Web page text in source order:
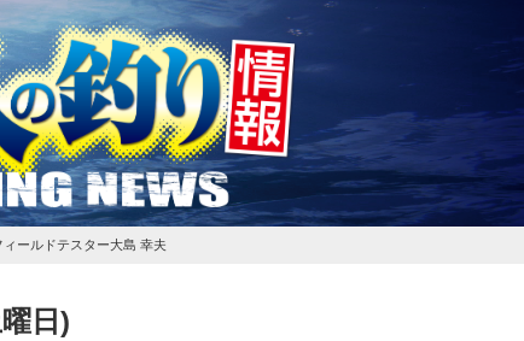
ールドテスター大島 幸夫
日)